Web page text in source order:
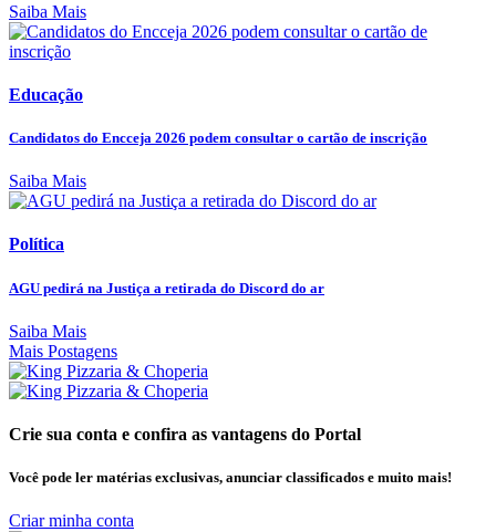
Saiba Mais
Educação
Candidatos do Encceja 2026 podem consultar o cartão de inscrição
Saiba Mais
Política
AGU pedirá na Justiça a retirada do Discord do ar
Saiba Mais
Mais Postagens
Crie sua conta e confira as vantagens do Portal
Você pode ler matérias exclusivas, anunciar classificados e muito mais!
Criar minha conta